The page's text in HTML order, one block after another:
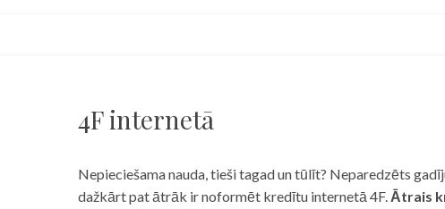
4F internetā
Nepieciešama nauda, tieši tagad un tūlīt? Neparedzēts
dažkārt pat ātrāk ir noformēt kredītu internetā 4F. Ātrais